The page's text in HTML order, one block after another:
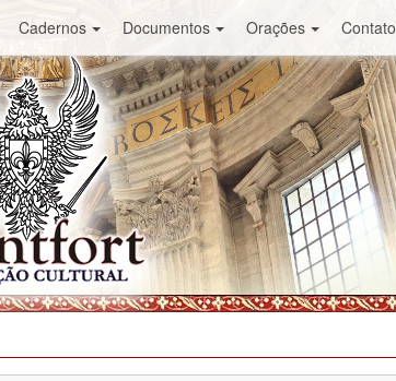
Cadernos Documentos Orações Contato